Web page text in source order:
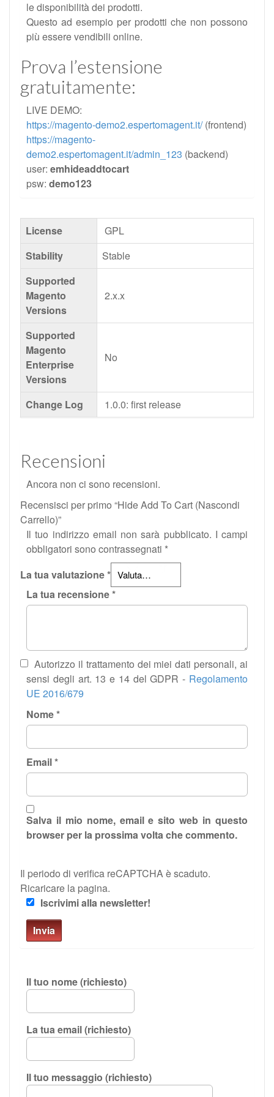
le disponibilità dei prodotti.
Questo ad esempio per prodotti che non possono
più essere vendibili online.
Prova l’estensione
gratuitamente:
LIVE DEMO:
https://magento-demo2.espertomagent.it/(frontend)
https://magento-
demo2.espertomagent.it/admin_123 (backend)
user: emhideaddtocart
psw: demo123
License
GPL
Stability
Stable
Supported
Magento
Versions
2.x.x
Supported
Magento
Enterprise
Versions
No
Change Log 1.0.0: first release
Recensioni
Ancora non ci sono recensioni.
Recensisci per primo “Hide Add To Cart (Nascondi
Carrello)”
Il tuo indirizzo email non sarà pubblicato. I campi
obbligatori sono contrassegnati *
La tua valutazione*
La tua recensione*
Autorizzo il trattamento dei miei dati personali, ai
sensi degli art. 13 e 14 del GDPR - Regolamento
UE 2016/679
Nome*
Email*
Salva il mio nome, email e sito web in questo
browser per la prossima volta che commento.
Il periodo di verifica reCAPTCHA è scaduto.
Ricaricare la pagina.
Iscrivimi alla newsletter!
Il tuo nome (richiesto)
La tua email (richiesto)
Il tuo messaggio (richiesto)